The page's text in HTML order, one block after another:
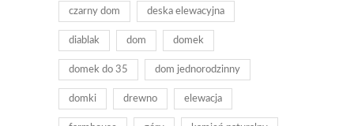
czarny dom deska elewacyjna
diablak dom domek
domek do 35 dom jednorodzinny
domki drewno elewacja